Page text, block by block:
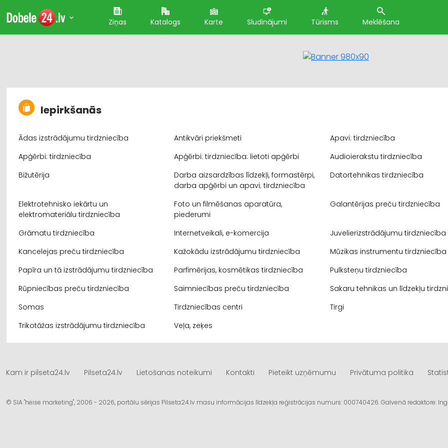
Ziņas Katalogs Karte Sludinājumi Tūrisms Meklēšana
Iepirkšanās
Ādas izstrādājumu tirdzniecība Antikvāri priekšmeti
Apavi: tirdzniecība
Apģērbi: tirdzniecība
Apģērbi: tirdzniecība: lietoti apģērbi
Audioierakstu tirdzniecība
Bižutērija
Darba aizsardzības līdzekļi, formastērpi,
darba apģērbi un apavi; tirdzniecība
Datortehnikas tirdzniecība
Elektrotehnisko iekārtu un
elektromateriālu tirdzniecība
Foto un filmēšanas aparatūra,
piederumi
Galantērijas preču tirdzniecība
Grāmatu tirdzniecība Internetveikali, e-komercija
Juvelierizstrādājumu tirdzniecība
Kancelejas preču tirdzniecība
Kažokādu izstrādājumu tirdzniecība
Mūzikas instrumentu tirdzniecība
Papīra un tā izstrādājumu tirdzniecība
Parfimērijas, kosmētikas tirdzniecība
Pulksteņu tirdzniecība
Rūpniecības preču tirdzniecība
Saimniecības preču tirdzniecība
Sakaru tehnikas un līdzekļu
Somas
Tirdzniecības centri
Tirgi
Trikotāžas izstrādājumu tirdzniecība
Veļa, zeķes
Kam ir pilseta24.lv Pilseta24.lv Lietošanas noteikumi Kontakti Pieteikt uzņēmumu Privātuma politika
© SIA "heise marketing", 2006 - 2026, portālu sērijas Pilseta24.lv masu informācijas līdzekļa reģistrācijas numurs: 000740426. Galvenā redaktore: